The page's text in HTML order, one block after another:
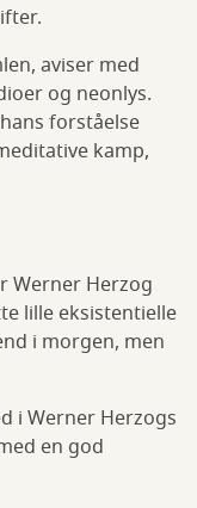
aviser med
og neonlys.
forståelse
kamp,
Werner Herzog
lille eksistentielle
i morgen, men
i Werner Herzogs
en god